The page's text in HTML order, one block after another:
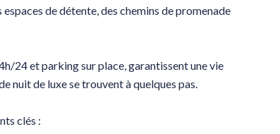
de détente, des chemins de promenade
24 et parking sur place, garantissent une vie
nuit de luxe se trouvent à quelques pas.
clés :